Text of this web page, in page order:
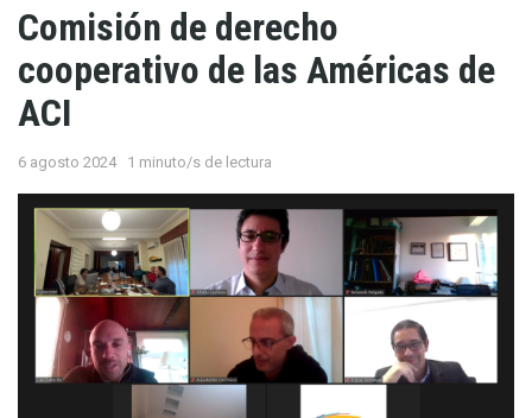
Comisión de derecho
cooperativo de las Américas de
ACI
6 agosto 2024 1 minuto/s de lectura